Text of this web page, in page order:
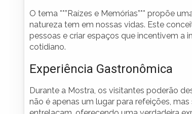
O tema **”Raízes e Memórias”** propõe
natureza tem em nossas vidas. Este
pessoas e criar espaços que incentivem a
cotidiano.
Experiência Gastronômica
Durante a Mostra, os visitantes poderão
não é apenas um lugar para refeições,